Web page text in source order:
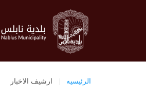
الرئيسيه ارشيف الاخبار